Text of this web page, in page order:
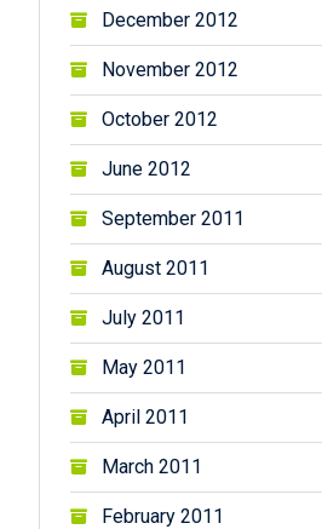
December 2012
November 2012
October 2012
June 2012
September 2011
August 2011
July 2011
May 2011
April 2011
March 2011
February 2011